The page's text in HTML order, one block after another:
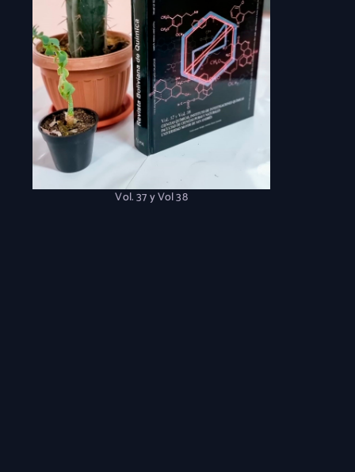
Vol. 37 y Vol 38